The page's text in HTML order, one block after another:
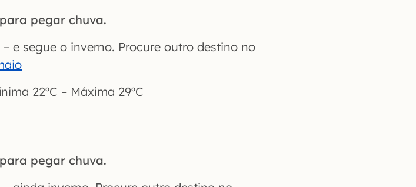
pegar chuva.
e segue o inverno. Procure outro destino no
22ºC – Máxima 29ºC
pegar chuva.